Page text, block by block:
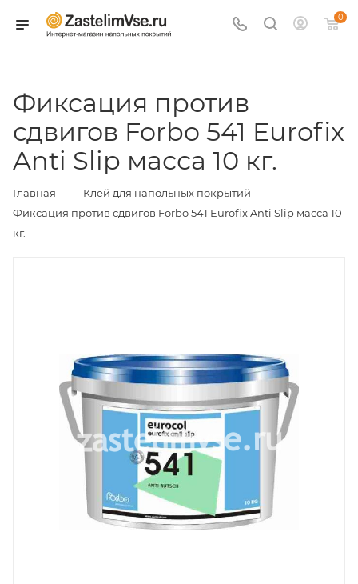
0
Фиксация против
сдвигов Forbo 541 Eurofix
Anti Slip масса 10 кг.
Главная — Клей для напольных покрытий —
Фиксация против сдвигов Forbo 541 Eurofix Anti Slip масса 10
кг.